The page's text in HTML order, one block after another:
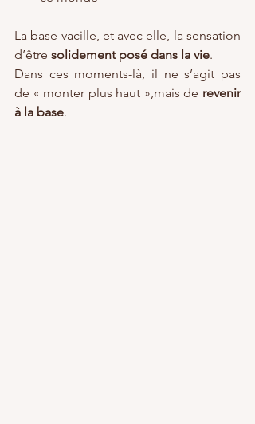
La base vacille, et avec elle, la sensation
d’être solidement posé dans la vie.
Dans ces moments-là, il ne s’agit pas
de « monter plus haut »,mais de revenir
à la base.